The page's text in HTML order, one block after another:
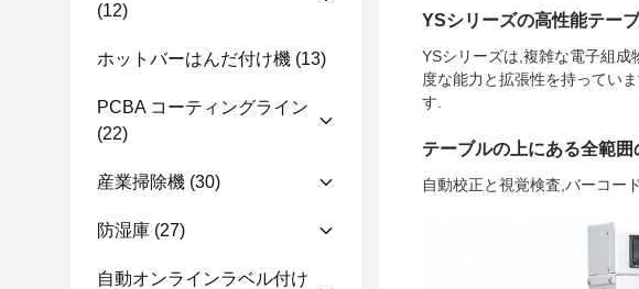
(12)
ホットバーはんだ付け機 (13)
PCBA コーティングライン
(22)
産業掃除機 (30)
防湿庫 (27)
自動オンラインラベル付け
YSシリーズの高性能テー
YSシリーズは,複雑な電子組
度な能力と拡張性を持ってい
す.
テーブルの上にある全範囲
自動校正と視覚検査,バーコー